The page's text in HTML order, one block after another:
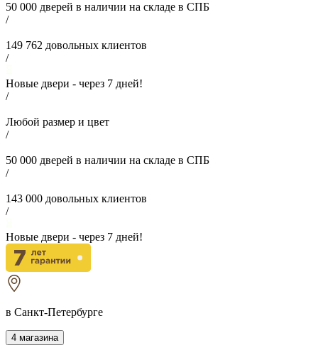
50 000 дверей в наличии на складе в СПБ
/
149 762 довольных клиентов
/
Новые двери - через 7 дней!
/
Любой размер и цвет
/
50 000 дверей в наличии на складе в СПБ
/
143 000 довольных клиентов
/
Новые двери - через 7 дней!
в Санкт-Петербурге
4 магазина